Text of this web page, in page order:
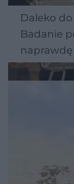
Daleko
Badanie